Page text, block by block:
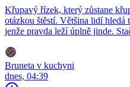
Křupavý řízek, který zůstane
otázkou štěstí. Většina lidí hledá
jenže pravda leží úplně jinde.
Bruneta v kuchyni
dnes, 04:39